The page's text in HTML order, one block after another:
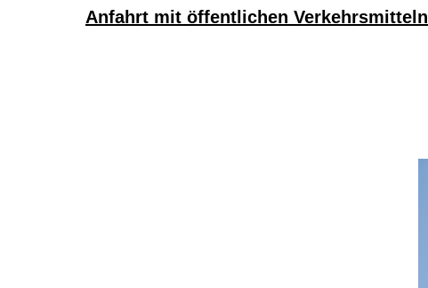
Anfahrt mit öffentlichen Verkehrsmitteln